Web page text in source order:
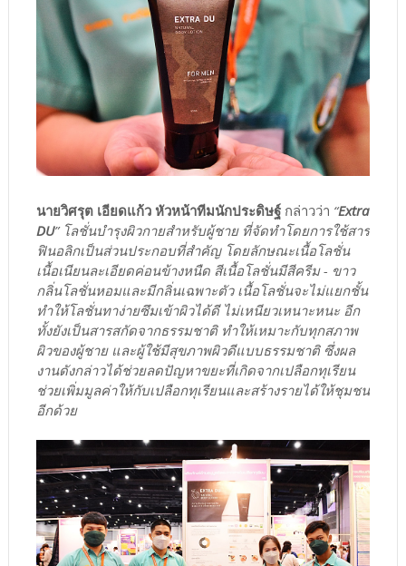
นายวิศรุต เอียดแก้ว หัวหน้าทีมนักประดิษฐ์กล่าวว่า “Extra
DU” โลชั่นบำรุงผิวกายสำหรับผู้ชาย ที่จัดทำโดยการใช้สาร
ฟินอลิกเป็นส่วนประกอบที่สำคัญ โดยลักษณะเนื้อโลชั่น
เนื้อเนียนละเอียดค่อนข้างหนืด สีเนื้อโลชั่นมีสีครีม - ขาว
กลิ่นโลชั่นหอมและมีกลิ่นเฉพาะตัว เนื้อโลชั่นจะไม่แยกชั้น
ทำให้โลชั่นทาง่ายซึมเข้าผิวได้ดี ไม่เหนียวเหนาะหนะ อีก
ทั้งยังเป็นสารสกัดจากธรรมชาติ ทำให้เหมาะกับทุกสภาพ
ผิวของผู้ชาย และผู้ใช้มีสุขภาพผิวดีแบบธรรมชาติ ซึ่งผล
งานดังกล่าวได้ช่วยลดปัญหาขยะที่เกิดจากเปลือกทุเรียน
ช่วยเพิ่มมูลค่าให้กับเปลือกทุเรียนและสร้างรายได้ให้ชุมชน
อีกด้วย